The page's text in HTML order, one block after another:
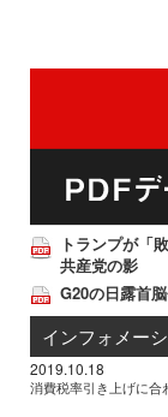
トランプが「
共産党の影
G20の日露首
インフォメー
2019.10.18
消費税率引き上げに合